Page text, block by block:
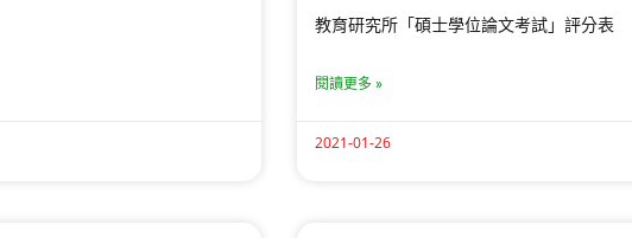
教育研究所「碩士學位論文考試」評分表
閱讀更多 »
2021-01-26